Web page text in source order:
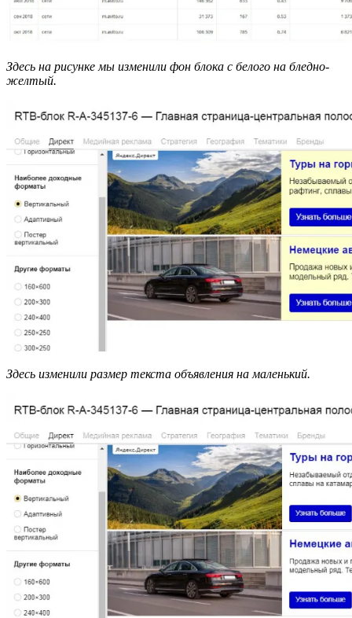
Здесь на рисунке мы изменили фон блока с белого на бледно-
желтый.
Здесь изменили размер текста объявления на маленький.